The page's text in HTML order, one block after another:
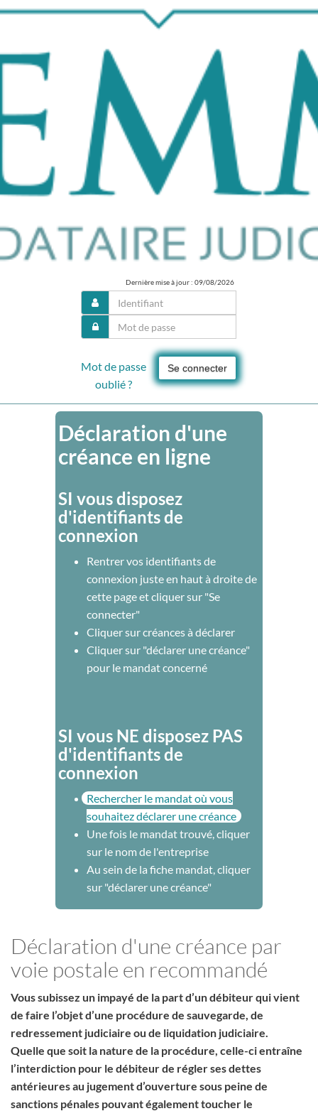
Dernière mise à jour : 09/08/2026
Se connecter
Mot de passe
oublié ?
Déclaration d'une
créance en ligne
SI vous disposez
d'identifiants de
connexion
Rentrer vos identifiants de
connexion juste en haut à droite de
cette page et cliquer sur "Se
connecter"
Cliquer sur créances à déclarer
Cliquer sur "déclarer une créance"
pour le mandat concerné
SI vous NE disposez PAS
d'identifiants de
connexion
Rechercher le mandat où vous
souhaitez déclarer une créance
Une fois le mandat trouvé, cliquer
sur le nom de l'entreprise
Au sein de la fiche mandat, cliquer
sur "déclarer une créance"
Déclaration d'une créance par
voie postale en recommandé
Vous subissez un impayé de la part d’un débiteur qui vient
de faire l’objet d’une procédure de sauvegarde, de
redressement judiciaire ou de liquidation judiciaire.
Quelle que soit la nature de la procédure, celle-ci entraîne
l’interdiction pour le débiteur de régler ses dettes
antérieures au jugement d’ouverture sous peine de
sanctions pénales pouvant également toucher le